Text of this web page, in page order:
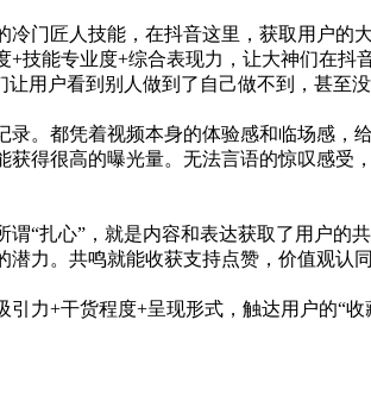
门匠人技能，在抖音这里，获取用户
技能专业度+综合表现力，让大神们在抖
用户看到别人做到了自己做不到，甚至没
。都凭着视频本身的体验感和临场感
得很高的曝光量。无法言语的惊叹感
“扎心”，就是内容和表达获取了用户的
力。共鸣就能收获支持点赞，价值观认
力+干货程度+呈现形式，触达用户的“收